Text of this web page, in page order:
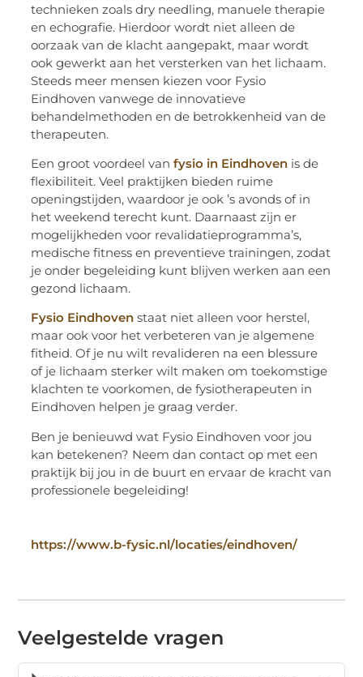
technieken zoals dry needling, manuele therapie
en echografie. Hierdoor wordt niet alleen de
oorzaak van de klacht aangepakt, maar wordt
ook gewerkt aan het versterken van het lichaam.
Steeds meer mensen kiezen voor Fysio
Eindhoven vanwege de innovatieve
behandelmethoden en de betrokkenheid van de
therapeuten.
Een groot voordeel vanfysio in Eindhoven is de
flexibiliteit. Veel praktijken bieden ruime
openingstijden, waardoor je ook ’s avonds of in
het weekend terecht kunt. Daarnaast zijn er
mogelijkheden voor revalidatieprogramma’s,
medische fitness en preventieve trainingen, zodat
je onder begeleiding kunt blijven werken aan een
gezond lichaam.
Fysio Eindhoven staat niet alleen voor herstel,
maar ook voor het verbeteren van je algemene
fitheid. Of je nu wilt revalideren na een blessure
of je lichaam sterker wilt maken om toekomstige
klachten te voorkomen, de fysiotherapeuten in
Eindhoven helpen je graag verder.
Ben je benieuwd wat Fysio Eindhoven voor jou
kan betekenen? Neem dan contact op met een
praktijk bij jou in de buurt en ervaar de kracht van
professionele begeleiding!
https://www.b-fysic.nl/locaties/eindhoven/
Veelgestelde vragen